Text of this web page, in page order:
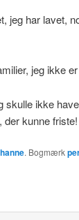
jeg har lavet,
jeg ikke
ikke
der kunne friste!
hanne. Bogmærk